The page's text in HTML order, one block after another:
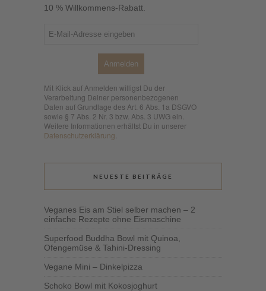
10 % Willkommens-Rabatt.
Anmelden
Mit Klick auf Anmelden willigst Du der
Verarbeitung Deiner personenbezogenen
Daten auf Grundlage des Art. 6 Abs. 1a DSGVO
sowie § 7 Abs. 2 Nr. 3 bzw. Abs. 3 UWG ein.
Weitere Informationen erhältst Du in unserer
Datenschutzerklärung
NEUESTE BEITRÄGE
Veganes Eis am Stiel selber machen – 2
einfache Rezepte ohne Eismaschine
Superfood Buddha Bowl mit Quinoa,
Ofengemüse & Tahini-Dressing
Vegane Mini – Dinkelpizza
Schoko Bowl mit Kokosjoghurt